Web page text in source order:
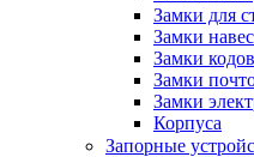
Замки для
Замки
Замки
Замки
Замки
Корпуса
Запорные